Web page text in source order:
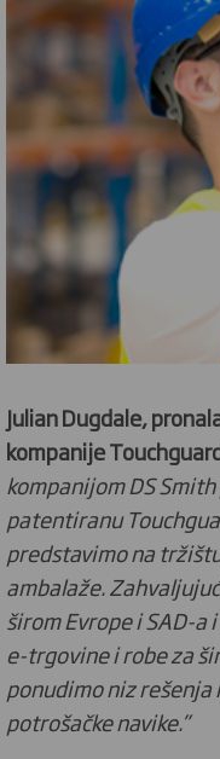
Julian Dugdale,
kompanije
kompanijom DS
patentiranu
predstavimo na
ambalaže.
širom Evrope i SAD-a
e-trgovine i robe za
ponudimo niz
potrošačke navike.”